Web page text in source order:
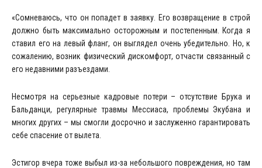
«Сомневаюсь, что он попадет в заявку. Его возвращение в строй
должно быть максимально осторожным и постепенным. Когда я
ставил его на левый фланг, он выглядел очень убедительно. Но, к
сожалению, возник физический дискомфорт, отчасти связанный с
его недавними разъездами.
Несмотря на серьезные кадровые потери – отсутствие Брука и
Бальданци, регулярные травмы Мессиаса, проблемы Экубана и
многих других – мы смогли досрочно и заслуженно гарантировать
себе спасение от вылета.
Эстигор вчера тоже выбыл из-за небольшого повреждения, но там